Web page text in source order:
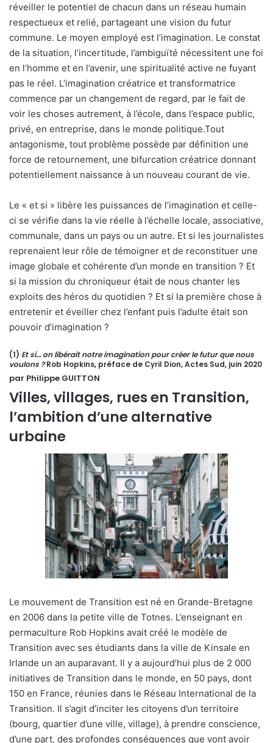
réveiller le potentiel de chacun dans un réseau humain
respectueux et relié, partageant une vision du futur
commune. Le moyen employé est l’imagination. Le constat
de la situation, l’incertitude, l’ambiguïté nécessitent une foi
en l’homme et en l’avenir, une spiritualité active ne fuyant
pas le réel. L’imagination créatrice et transformatrice
commence par un changement de regard, par le fait de
voir les choses autrement, à l’école, dans l’espace public,
privé, en entreprise, dans le monde politique.Tout
antagonisme, tout problème possède par définition une
force de retournement, une bifurcation créatrice donnant
potentiellement naissance à un nouveau courant de vie.
Le « et si » libère les puissances de l’imagination et celle-
ci se vérifie dans la vie réelle à l’échelle locale, associative,
communale, dans un pays ou un autre. Et si les journalistes
reprenaient leur rôle de témoigner et de reconstituer une
image globale et cohérente d’un monde en transition ? Et
si la mission du chroniqueur était de nous chanter les
exploits des héros du quotidien ? Et si la première chose à
entretenir et éveiller chez l’enfant puis l’adulte était son
pouvoir d’imagination ?
(1) Et si… on libérait notre imagination pour créer le futur que nous
voulons ?Rob Hopkins, préface de Cyril Dion, Actes Sud, juin 2020
par Philippe GUITTON
Villes, villages, rues en Transition,
l’ambition d’une alternative
urbaine
Le mouvement de Transition est né en Grande-Bretagne
en 2006 dans la petite ville de Totnes. L’enseignant en
permaculture Rob Hopkins avait créé le modèle de
Transition avec ses étudiants dans la ville de Kinsale en
Irlande un an auparavant. Il y a aujourd’hui plus de 2 000
initiatives de Transition dans le monde, en 50 pays, dont
150 en France, réunies dans le Réseau International de la
Transition. Il s’agit d’inciter les citoyens d’un territoire
(bourg, quartier d’une ville, village), à prendre conscience,
d’une part, des profondes conséquences que vont avoir